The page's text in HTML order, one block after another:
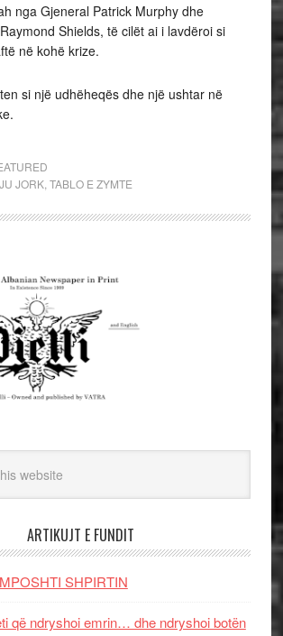
nga Gjeneral Patrick Murphy dhe
Shields, të cilët ai i lavdëroi si
në kohë krize.
si një udhëheqës dhe një ushtar në
JORK, TABLO E ZYMTE
ARTIKUJT E FUNDIT
SHPIRTIN
që ndryshoi emrin… dhe ndryshoi botën